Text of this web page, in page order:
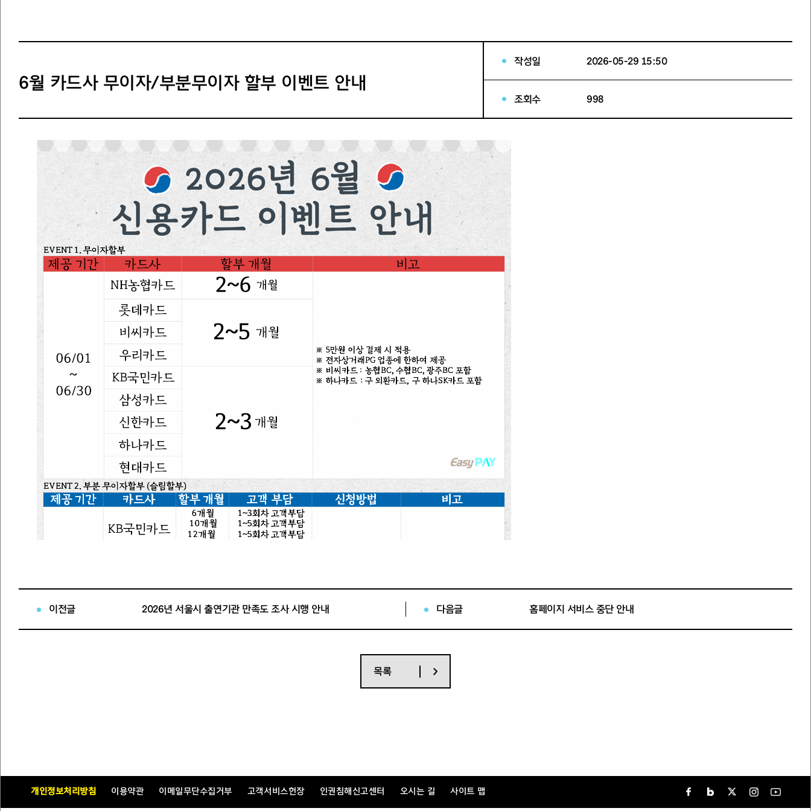
6월 카드사 무이자/부분무이자 할부 이벤트 안내
작성일 2026-05-29 15:50
조회수 998
이전글 2026년 서울시 출연기관 만족도 조사 시행 안내 다음글 홈페이지 서비스 중단 안내
목록
개인정보처리방침 이용약관 이메일무단수집거부 고객서비스헌장 인권침해신고센터 오시는 길 사이트 맵